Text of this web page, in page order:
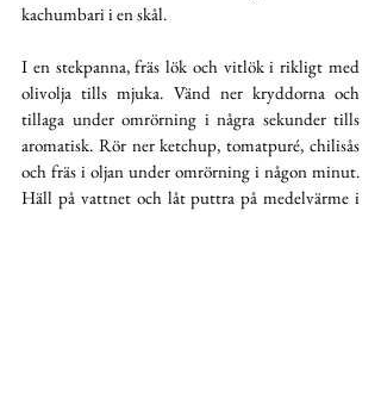
kachumbari i en skål.
I en stekpanna, fräs lök och vitlök i rikligt med
olivolja tills mjuka. Vänd ner kryddorna och
tillaga under omrörning i några sekunder tills
aromatisk. Rör ner ketchup, tomatpuré, chilisås
och fräs i oljan under omrörning i någon minut.
Häll på vattnet och låt puttra på medelvärme i